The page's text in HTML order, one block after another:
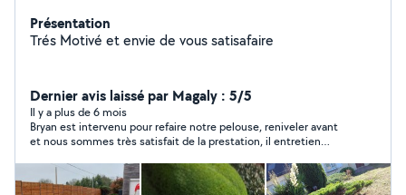
Présentation
Trés Motivé et envie de vous satisafaire
Dernier avis laissé par Magaly : 5/5
Il y a plus de 6 mois
Bryan est intervenu pour refaire notre pelouse, reniveler avant
et nous sommes très satisfait de la prestation, il entretien